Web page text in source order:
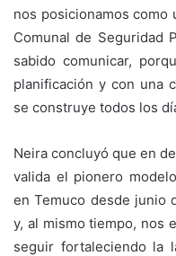
nos posicionamos como
Comunal de Seguridad
sabido comunicar,
planificación y con una
se construye todos los
Neira concluyó que en
valida el pionero
en Temuco desde junio
y, al mismo tiempo, nos
seguir fortaleciendo la